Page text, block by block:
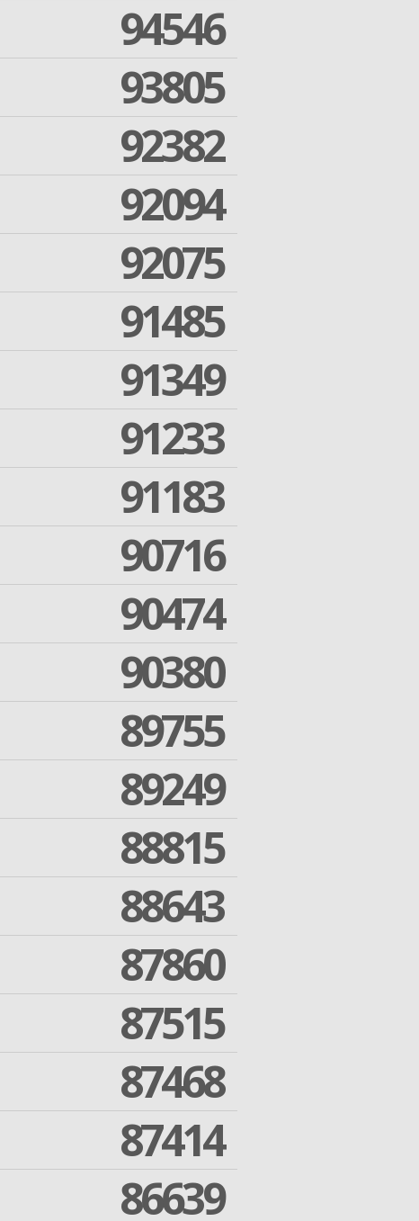
94546
93805
92382
92094
92075
91485
91349
91233
91183
90716
90474
90380
89755
89249
88815
88643
87860
87515
87468
87414
86639